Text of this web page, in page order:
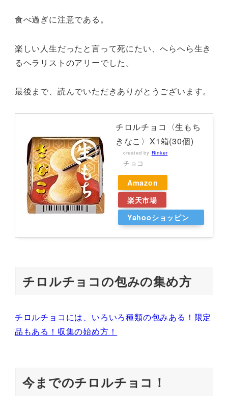
食べ過ぎに注意である。
楽しい人生だったと言って死にたい、へらへら生き
るヘラリストのアリーでした。
最後まで、読んでいただきありがとうございます。
チロルチョコ〈生もち
きなこ〉X1箱(30個)
created by Rinker
チョコ
Amazon
楽天市場
Yahooショッピン
チロルチョコの包みの集め方
チロルチョコには、いろいろ種類の包みある！限定
品もある！収集の始め方！
今までのチロルチョコ！